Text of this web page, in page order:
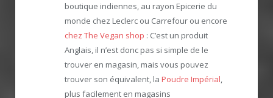
boutique indiennes, au rayon Epicerie du
monde chez Leclerc ou Carrefour ou encore
chez The Vegan shop : C’est un produit
Anglais, il n’est donc pas si simple de le
trouver en magasin, mais vous pouvez
trouver son équivalent, la Poudre Impérial,
plus facilement en magasins